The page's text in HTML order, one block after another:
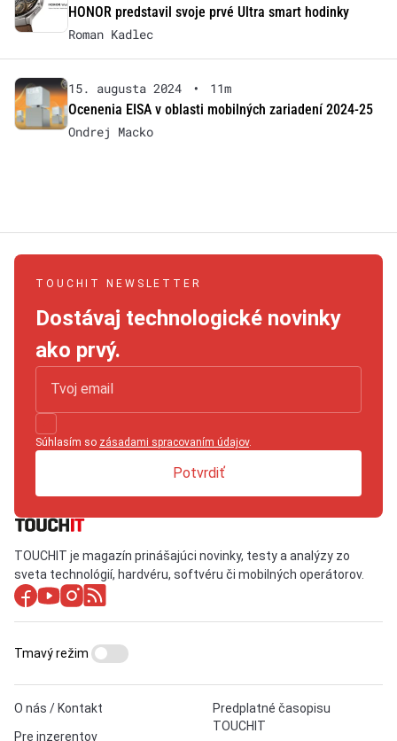
HONOR predstavil svoje prvé Ultra smart hodinky
Roman Kadlec
15. augusta 2024 •
11m
Ocenenia EISA v oblasti mobilných zariadení 2024-25
Ondrej Macko
TOUCHIT NEWSLETTER
Dostávaj technologické novinky
ako prvý.
Súhlasím so zásadami spracovaním údajov.
Potvrdiť
TOUCHIT je magazín prinášajúci novinky, testy a analýzy zo
sveta technológií, hardvéru, softvéru či mobilných operátorov.
O nás / Kontakt
Pre inzerentov
Predplatné časopisu
TOUCHIT
Tmavý režim